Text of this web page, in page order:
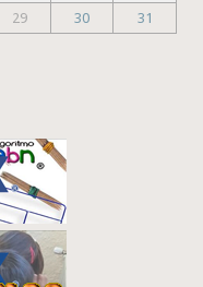
29 30 31